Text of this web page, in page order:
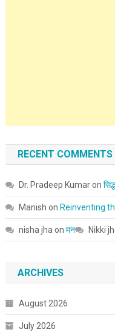
RECENT COMMENTS
Dr. Pradeep Kumaron
Manish on Reinventing
nisha jha on मन Nikki
ARCHIVES
August 2026
July 2026